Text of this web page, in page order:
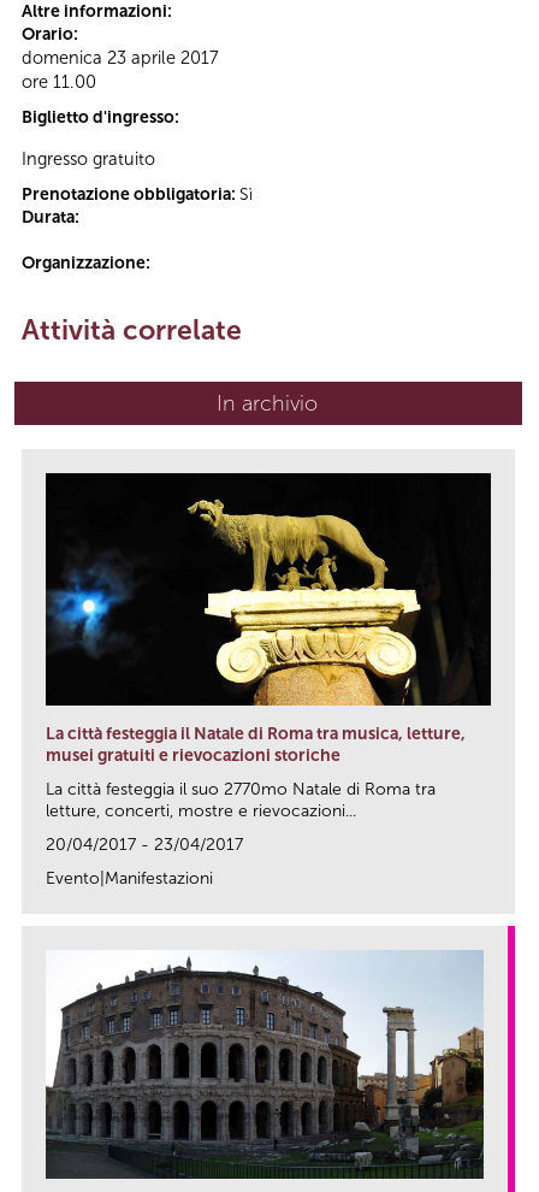
Altre informazioni:
Orario:
domenica 23 aprile 2017
ore 11.00
Biglietto d'ingresso:
Ingresso gratuito
Prenotazione obbligatoria: Sì
Durata:
Organizzazione:
Attività correlate
In archivio
La città festeggia il Natale di Roma tra musica, letture,
musei gratuiti e rievocazioni storiche
La città festeggia il suo 2770mo Natale di Roma tra
letture, concerti, mostre e rievocazioni...
20/04/2017 - 23/04/2017
Evento|Manifestazioni